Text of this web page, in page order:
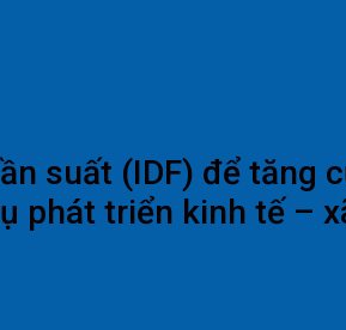
suất (IDF) để tăng
phát triển kinh tế –